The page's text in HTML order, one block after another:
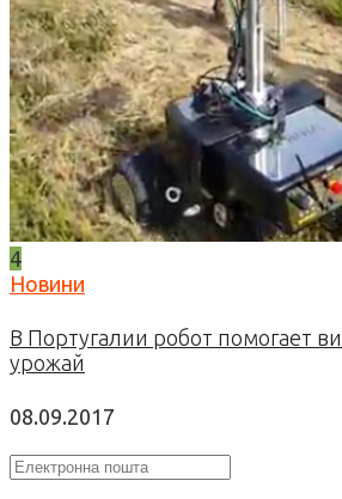
4
Новини
В Португалии робот помогает
урожай
08.09.2017